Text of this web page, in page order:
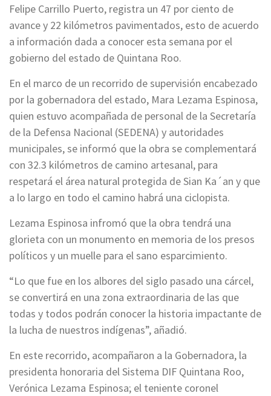
Felipe Carrillo Puerto, registra un 47 por ciento de
avance y 22 kilómetros pavimentados, esto de acuerdo
a información dada a conocer esta semana por el
gobierno del estado de Quintana Roo.
En el marco de un recorrido de supervisión encabezado
por la gobernadora del estado, Mara Lezama Espinosa,
quien estuvo acompañada de personal de la Secretaría
de la Defensa Nacional (SEDENA) y autoridades
municipales, se informó que la obra se complementará
con 32.3 kilómetros de camino artesanal, para
respetará el área natural protegida de Sian Ka´an y que
a lo largo en todo el camino habrá una ciclopista.
Lezama Espinosa infromó que la obra tendrá una
glorieta con un monumento en memoria de los presos
políticos y un muelle para el sano esparcimiento.
“Lo que fue en los albores del siglo pasado una cárcel,
se convertirá en una zona extraordinaria de las que
todas y todos podrán conocer la historia impactante de
la lucha de nuestros indígenas”, añadió.
En este recorrido, acompañaron a la Gobernadora, la
presidenta honoraria del Sistema DIF Quintana Roo,
Verónica Lezama Espinosa; el teniente coronel